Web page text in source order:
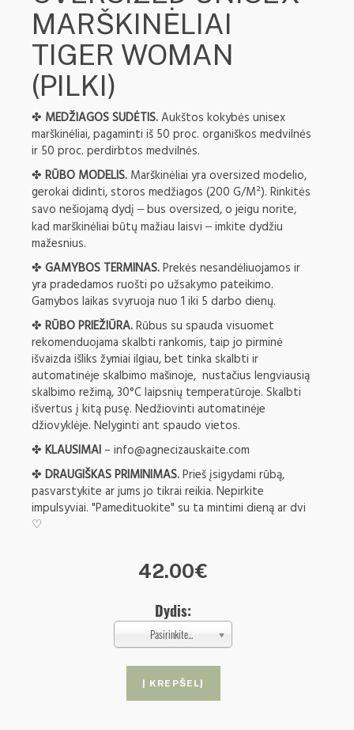
MARŠKINĖLIAI
TIGER WOMAN
(PILKI)
✤ MEDŽIAGOS SUDĖTIS.Aukštos kokybės unisex
marškinėliai, pagaminti iš 50 proc. organiškos medvilnės
ir 50 proc. perdirbtos medvilnės.
✤ RŪBO MODELIS. Marškinėliai yra oversized modelio,
gerokai didinti, storos medžiagos (200 G/M²). Rinkitės
savo nešiojamą dydį –bus oversized, o jeigu norite,
kad marškinėliai būtų mažiau laisvi –imkite dydžiu
mažesnius.
✤ GAMYBOS TERMINAS.Prekės nesandėliuojamos ir
yra pradedamos ruošti po užsakymo pateikimo.
Gamybos laikas svyruoja nuo 1 iki 5 darbo dienų.
✤ RŪBO PRIEŽIŪRA.Rūbus su spauda visuomet
rekomenduojama skalbti rankomis, taip jo pirminė
išvaizda išliks žymiai ilgiau, bet tinka skalbti ir
automatinėje skalbimo mašinoje, nustačius lengviausią
skalbimo režimą, 30°C laipsnių temperatūroje. Skalbti
išvertus į kitą pusę. Nedžiovinti automatinėje
džiovyklėje. Nelyginti ant spaudo vietos.
✤ KLAUSIMAI – info@agnecizauskaite.com
✤ DRAUGIŠKAS PRIMINIMAS.Prieš įsigydami rūbą,
pasvarstykite ar jums jo tikrai reikia. Nepirkite
impulsyviai. "Pamedituokite" su ta mintimi dieną ar dvi
♡
42.00€
Dydis:
Pasirinkite...